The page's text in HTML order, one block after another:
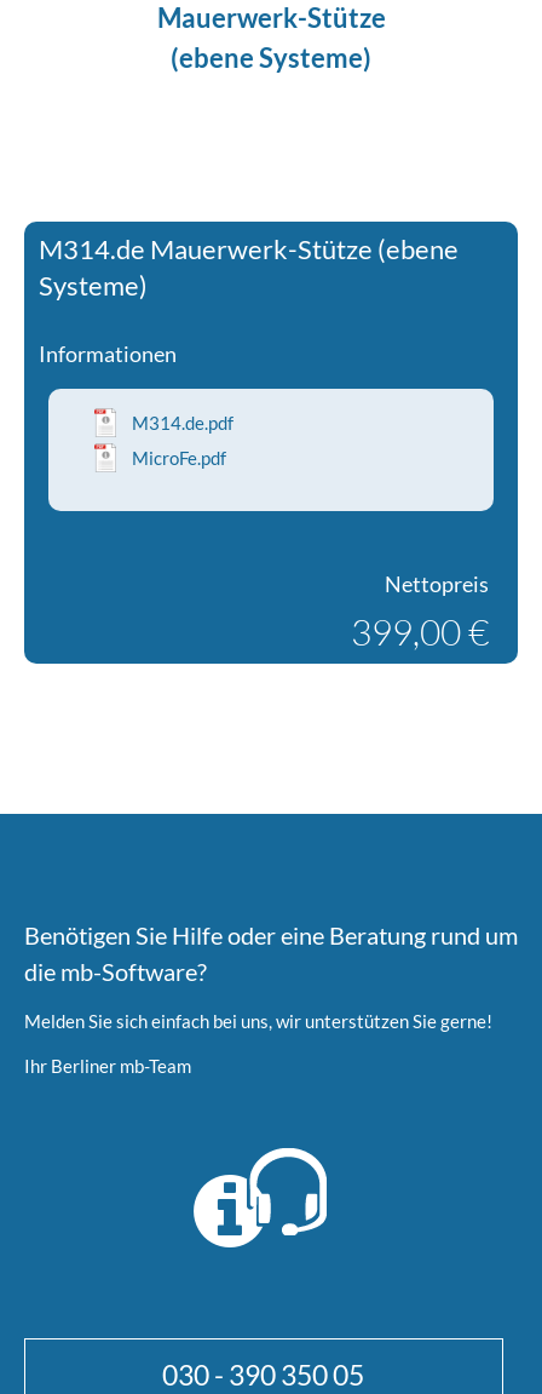
Mauerwerk-Stütze
(ebene Systeme)
M314.de Mauerwerk-Stütze (ebene
Systeme)
Informationen
M314.de.pdf
MicroFe.pdf
Nettopreis
399,00 €
Benötigen Sie Hilfe oder eine Beratung rund um
die mb-Software?
Melden Sie sich einfach bei uns, wir unterstützen Sie gerne!
Ihr Berliner mb-Team
030 - 390 350 05